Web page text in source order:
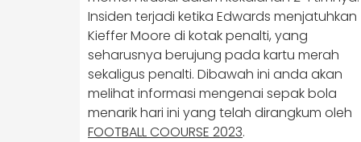
Insiden terjadi ketika Edwards menjatuhkan
Kieffer Moore di kotak penalti, yang
seharusnya berujung pada kartu merah
sekaligus penalti. Dibawah ini anda akan
melihat informasi mengenai sepak bola
menarik hari ini yang telah dirangkum oleh
FOOTBALL COOURSE 2023.